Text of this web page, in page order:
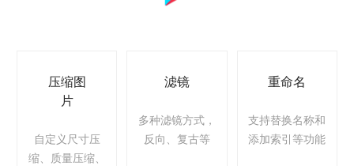
压缩图
片
自定义尺寸压
缩、质量压缩、
滤镜
多种滤镜方式，
反向、复古等
重命名
支持替换名称和
添加索引等功能